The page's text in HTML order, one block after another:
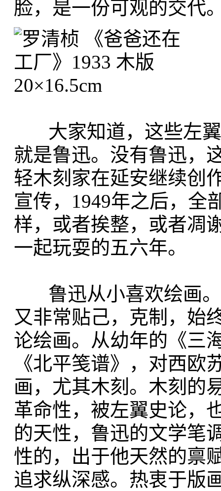
脸，是一份可观的交代
大家知道，这些左翼
就是鲁迅。没有鲁迅，
轻木刻家在延安继续创
宣传，1949年之后，全
样，或者挨整，或者凋
一起玩耍的五六年。
鲁迅从小喜欢绘画。
又非常贴己，克制，始
论绘画。从幼年的《三
《北平笺谱》，对西欧
画，尤其木刻。木刻的
革命性，被左翼史论，
的天性，鲁迅的文学笔
性的，出于他天然的禀
追求纵深感。热衷于版